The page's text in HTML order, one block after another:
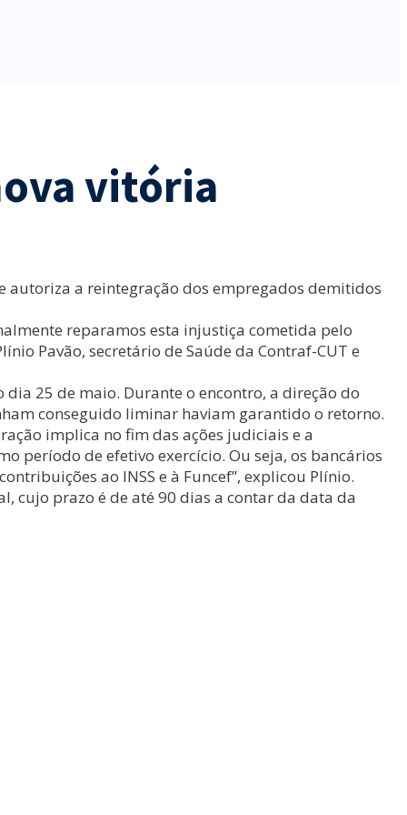
vitória
autoriza a reintegração dos empregados demitidos
reparamos esta injustiça cometida pelo
Pavão, secretário de Saúde da Contraf-CUT e
25 de maio. Durante o encontro, a direção do
conseguido liminar haviam garantido o retorno.
implica no fim das ações judiciais e a
período de efetivo exercício. Ou seja, os bancários
ao INSS e à Funcef”, explicou Plínio.
cujo prazo é de até 90 dias a contar da data da